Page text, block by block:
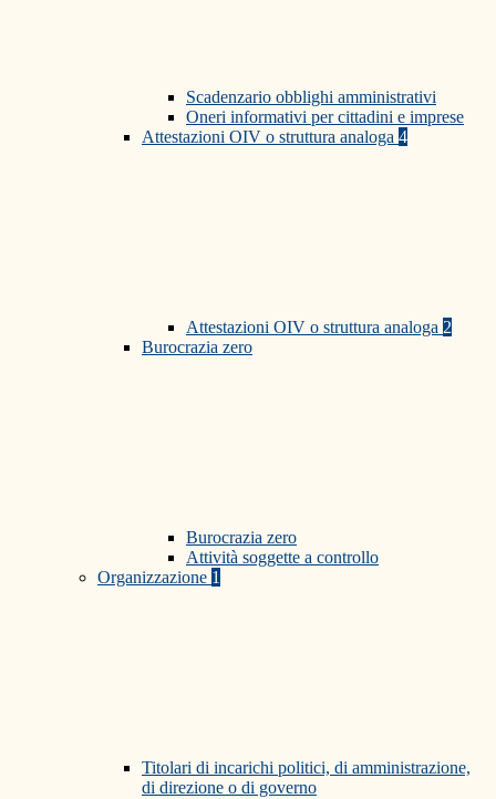
Scadenzario obblighi amministrativi
Oneri informativi per cittadini e imprese
Attestazioni OIV o struttura analoga 4
Attestazioni OIV o struttura analoga 2
Burocrazia zero
Burocrazia zero
Attività soggette a controllo
Organizzazione 1
Titolari di incarichi politici, di amministrazione,
di direzione o di governo